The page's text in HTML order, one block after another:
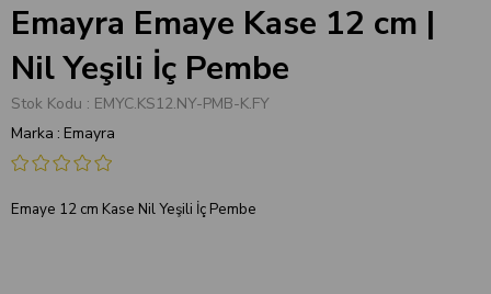
Emayra Emaye Kase 12 cm |
Nil Yeşili İç Pembe
Stok Kodu
EMYC.KS12.NY-PMB-K.FY
Marka : Emayra
Emaye 12 cm Kase Nil Yeşili İç Pembe